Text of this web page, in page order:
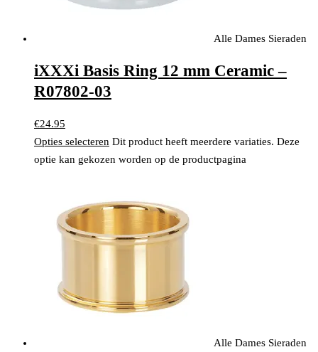
Alle Dames Sieraden
iXXXi Basis Ring 12 mm Ceramic –
R07802-03
€24.95
Opties selecteren Dit product heeft meerdere variaties. Deze
optie kan gekozen worden op de productpagina
Alle Dames Sieraden